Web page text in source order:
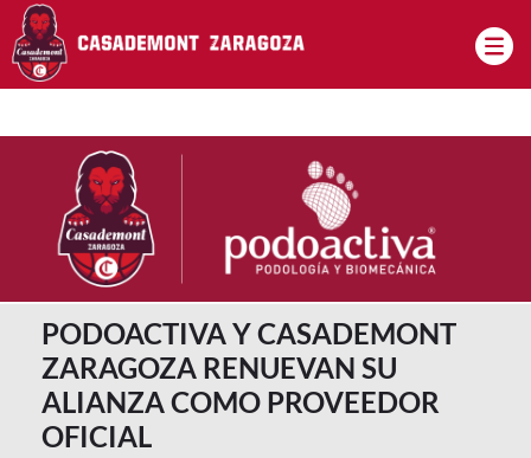
Pasar al contenido principal
PODOACTIVA Y CASADEMONT
ZARAGOZA RENUEVAN SU
ALIANZA COMO PROVEEDOR
OFICIAL